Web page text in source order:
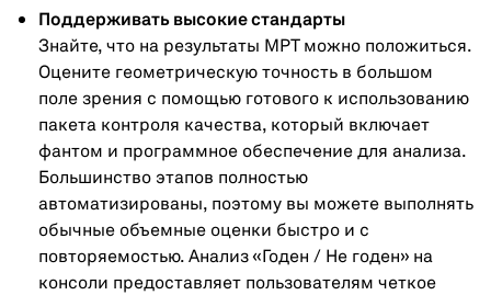
Поддерживать высокие стандарты
Знайте, что на результаты МРТ можно положиться.
Оцените геометрическую точность в большом
поле зрения с помощью готового к использованию
пакета контроля качества, который включает
фантом и программное обеспечение для анализа.
Большинство этапов полностью
автоматизированы, поэтому вы можете выполнять
обычные объемные оценки быстро и с
повторяемостью. Анализ «Годен / Не годен» на
консоли предоставляет пользователям четкое